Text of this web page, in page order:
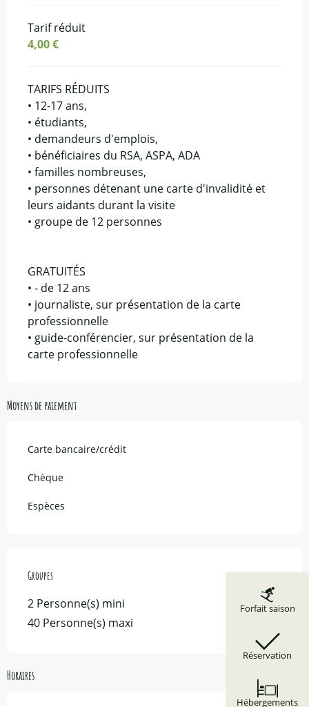
Forfait saison
Réservation
Hébergements
Tarif réduit
4,00 €
TARIFS RÉDUITS
• 12-17 ans,
• étudiants,
• demandeurs d'emplois,
• bénéficiaires du RSA, ASPA, ADA
• familles nombreuses,
• personnes détenant une carte d'invalidité et
leurs aidants durant la visite
• groupe de 12 personnes
GRATUITÉS
• - de 12 ans
• journaliste, sur présentation de la carte
professionnelle
• guide-conférencier, sur présentation de la
carte professionnelle
Moyens de paiement
Carte bancaire/crédit
Chèque
Espèces
Groupes
Groupes
2 Personne(s) mini
40 Personne(s) maxi
Horaires